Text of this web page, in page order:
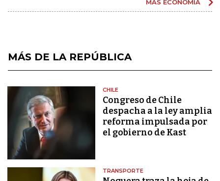
MÁS ECONOMÍA
MÁS DE LA REPÚBLICA
CHILE
Congreso de Chile
despacha a la ley amplia
reforma impulsada por
el gobierno de Kast
TRANSPORTE